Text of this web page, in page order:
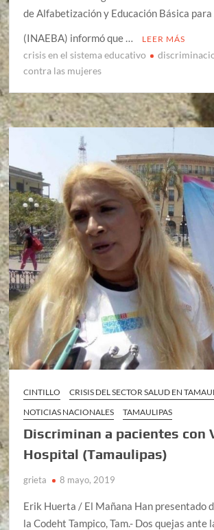
de Alfabetización y Educación Básica
(INAEBA) informó que …
LEER MÁS
crisis en el sistema educativo
contra las mujeres
CINTILLO
CRISIS DEL SECTOR SALUD EN
NOTICIAS NACIONALES
TAMAULIPAS
Discriminan a pacientes con
Hospital (Tamaulipas)
grieta 8 mayo, 2019
Erik Huerta / El Mañana Han presentado
la Codeht Tampico, Tam.- Dos quejas ante